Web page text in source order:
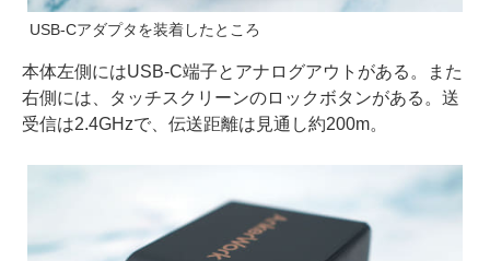
USB-Cアダプタを装着したところ
本体左側にはUSB-C端子とアナログアウトがある。また
右側には、タッチスクリーンのロックボタンがある。送
受信は2.4GHzで、伝送距離は見通し約200m。